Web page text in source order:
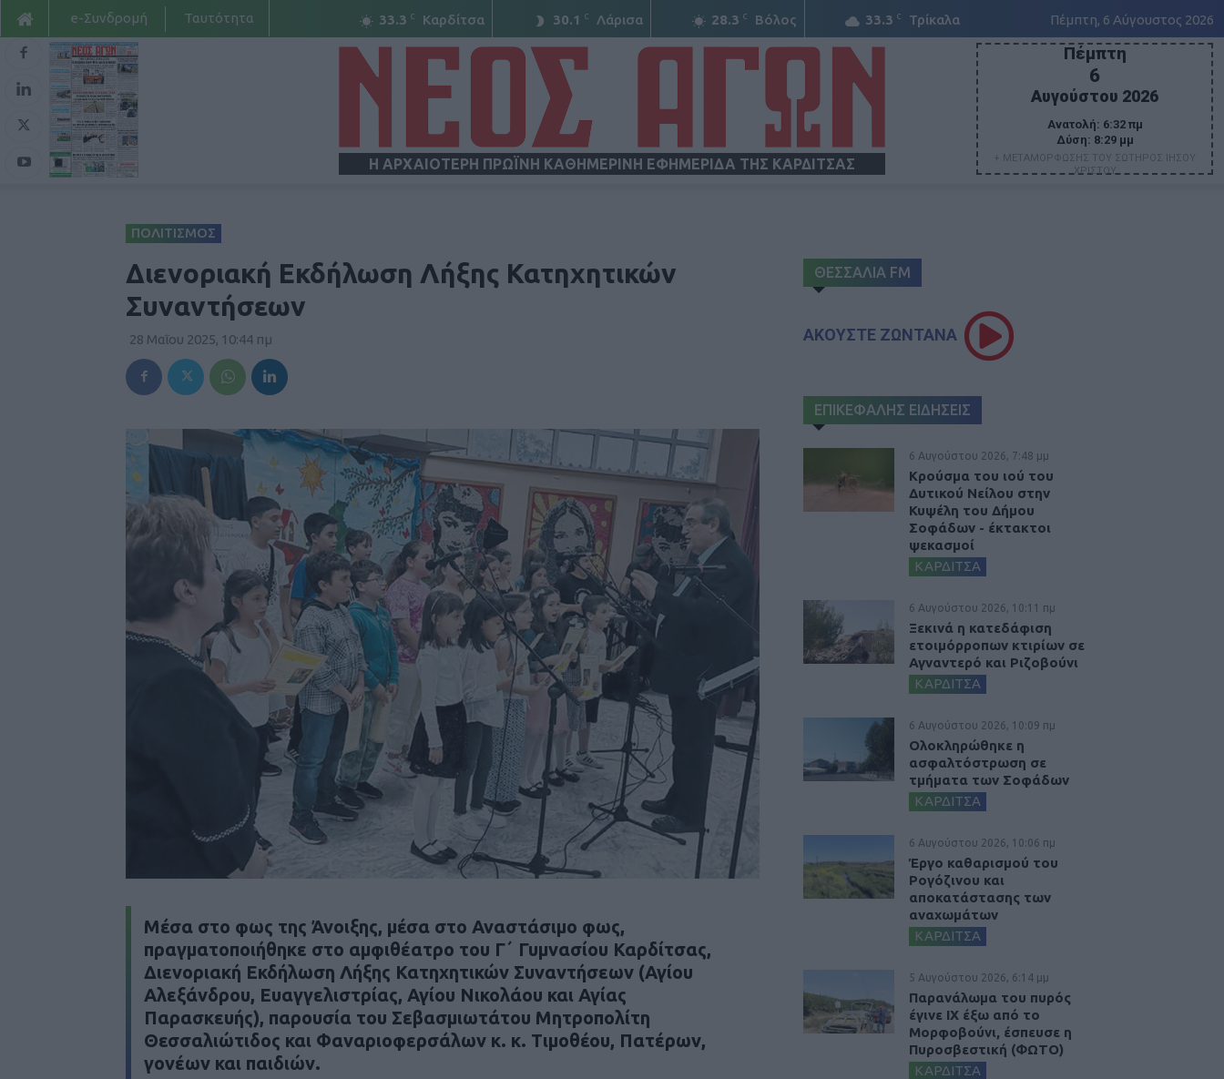
33.3 C Καρδίτσα 30.1 C Λάρισα 28.3 C Βόλος 33.3 C Τρίκαλα Πέμπτη, 6 Αύγουστος 2026
e-Συνδρομή Ταυτότητα
Η ΑΡΧΑΙΟΤΕΡΗ ΠΡΩΪΝΗ ΚΑΘΗΜΕΡΙΝΗ ΕΦΗΜΕΡΙΔΑ ΤΗΣ ΚΑΡΔΙΤΣΑΣ
Πέμπτη
6
Αυγούστου 2026
Ανατολή: 6:32 πμ
Δύση: 8:29 μμ
+ ΜΕΤΑΜΟΡΦΩΣΗΣ ΤΟΥ ΣΩΤΗΡΟΣ ΙΗΣΟΥ
ΧΡΙΣΤΟΥ
ΠΟΛΙΤΙΣΜΟΣ
Διενοριακή Εκδήλωση Λήξης Κατηχητικών
Συναντήσεων
28 Μαΐου 2025, 10:44 πμ
Μέσα στο φως της Άνοιξης, μέσα στο Αναστάσιμο φως,
πραγματοποιήθηκε στο αμφιθέατρο του Γ΄ Γυμνασίου Καρδίτσας,
Διενοριακή Εκδήλωση Λήξης Κατηχητικών Συναντήσεων (Αγίου
Αλεξάνδρου, Ευαγγελιστρίας, Αγίου Νικολάου και Αγίας
Παρασκευής), παρουσία του Σεβασμιωτάτου Μητροπολίτη
Θεσσαλιώτιδος και Φαναριοφερσάλων κ. κ. Τιμοθέου, Πατέρων,
γονέων και παιδιών.
ΘΕΣΣΑΛΙΑ FM
ΑΚΟΥΣΤΕ ΖΩΝΤΑΝΑ
ΕΠΙΚΕΦΑΛΗΣ ΕΙΔΗΣΕΙΣ
6 Αυγούστου 2026, 7:48 μμ
Κρούσμα του ιού του
Δυτικού Νείλου στην
Κυψέλη του Δήμου
Σοφάδων - έκτακτοι
ψεκασμοί
ΚΑΡΔΙΤΣΑ
6 Αυγούστου 2026, 10:11 πμ
Ξεκινά η κατεδάφιση
ετοιμόρροπων κτιρίων σε
Αγναντερό και Ριζοβούνι
ΚΑΡΔΙΤΣΑ
6 Αυγούστου 2026, 10:09 πμ
Ολοκληρώθηκε η
ασφαλτόστρωση σε
τμήματα των Σοφάδων
ΚΑΡΔΙΤΣΑ
6 Αυγούστου 2026, 10:06 πμ
Έργο καθαρισμού του
Ρογόζινου και
αποκατάστασης των
αναχωμάτων
ΚΑΡΔΙΤΣΑ
5 Αυγούστου 2026, 6:14 μμ
Παρανάλωμα του πυρός
έγινε ΙΧ έξω από το
Μορφοβούνι, έσπευσε η
Πυροσβεστική (ΦΩΤΟ)
ΚΑΡΔΙΤΣΑ